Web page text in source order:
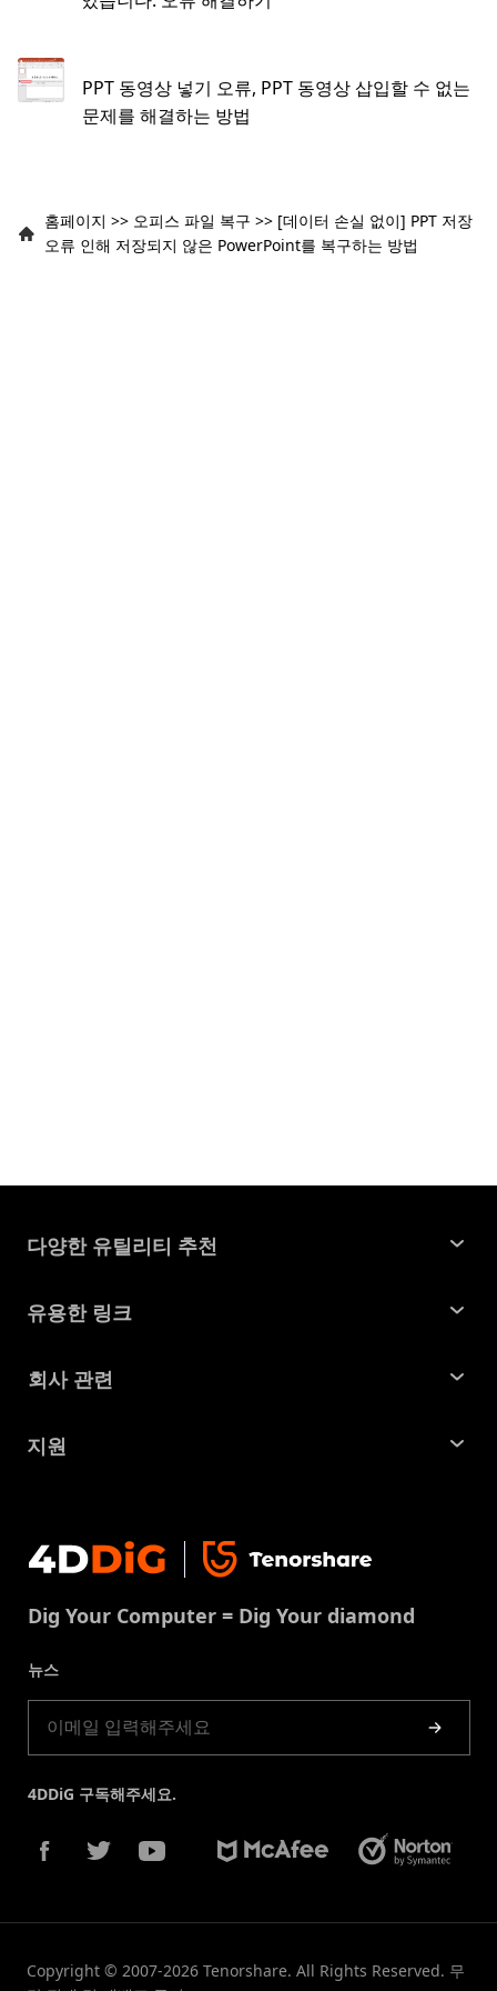
PPT 동영상 넣기 오류, PPT 동영상 삽입할 수 없는
문제를 해결하는 방법
홈페이지 >> 오피스 파일 복구 >> [데이터 손실 없이] PPT 저장
오류 인해 저장되지 않은 PowerPoint를 복구하는 방법
다양한 유틸리티 추천
윈도우 데이터 복구
파티션 관리 도구
중복 파일 찾기 및 제거
유용한 링크
꿀팁 모음
맥 복구 솔루션
중복 파일 제거
회사 관련
회사소개
이용약권
쿠키정책(업데이트됨)
지원
문의
제품 가이드
Dig Your Computer = Dig Your diamond
뉴스
4DDiG 구독해주세요.
Copyright © 2007-2026 Tenorshare. All Rights Reserved. 무